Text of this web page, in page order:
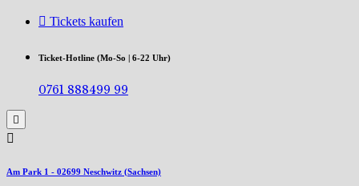
Tickets kaufen
Ticket-Hotline (Mo-So | 6-22 Uhr)
0761 888499 99
Am Park 1 - 02699 Neschwitz (Sachsen)